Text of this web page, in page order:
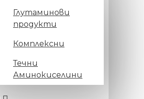
Глутаминови
продукти
Комплексни
Течни
Аминокиселини